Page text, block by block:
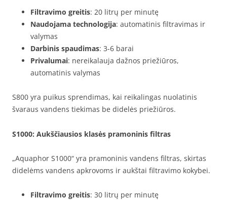
Filtravimo greitis: 20 litrų per minutę
Naudojama technologija: automatinis filtravimas ir
valymas
Darbinis spaudimas: 3-6 barai
Privalumai: nereikalauja dažnos priežiūros,
automatinis valymas
S800 yra puikus sprendimas, kai reikalingas nuolatinis
švaraus vandens tiekimas be didelės priežiūros.
S1000: Aukščiausios klasės pramoninis filtras
„Aquaphor S1000“ yra pramoninis vandens filtras, skirtas
didelėms vandens apkrovoms ir aukštai filtravimo kokybei.
Filtravimo greitis: 30 litrų per minutę